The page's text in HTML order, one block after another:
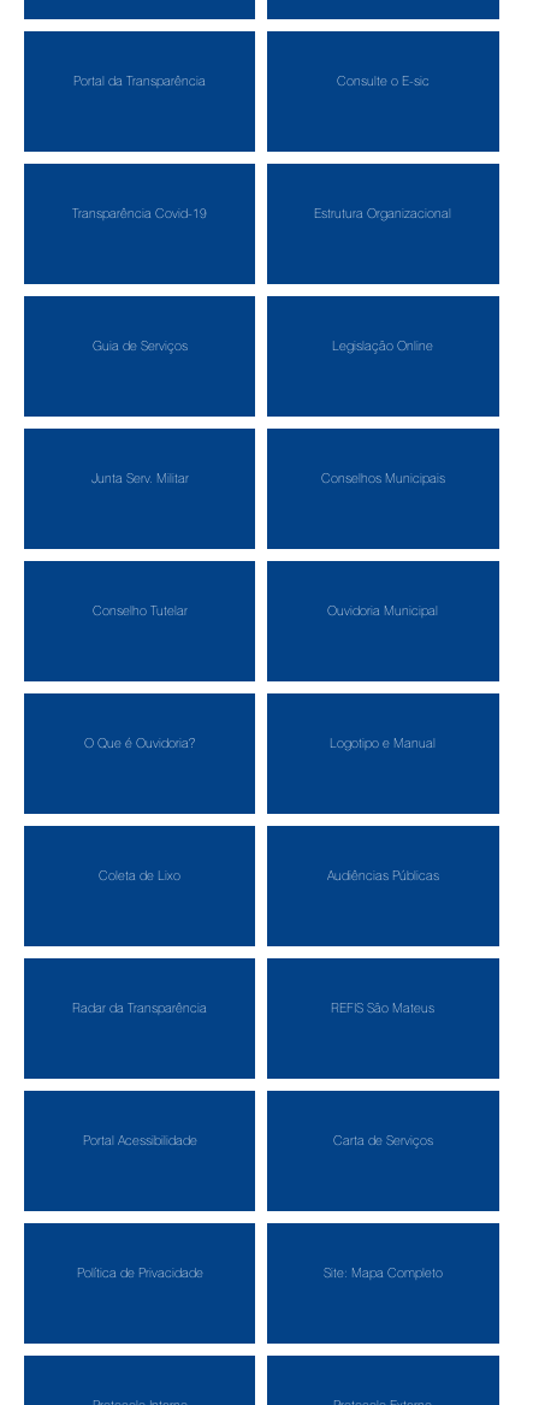
Portal da Transparência Consulte o E-sic
Transparência Covid-19 Estrutura Organizacional
Guia de Serviços Legislação Online
Junta Serv. Militar Conselhos Municipais
Conselho Tutelar Ouvidoria Municipal
O Que é Ouvidoria? Logotipo e Manual
Coleta de Lixo Audiências Públicas
Radar da Transparência REFIS São Mateus
Portal Acessibilidade Carta de Serviços
Política de Privacidade Site: Mapa Completo